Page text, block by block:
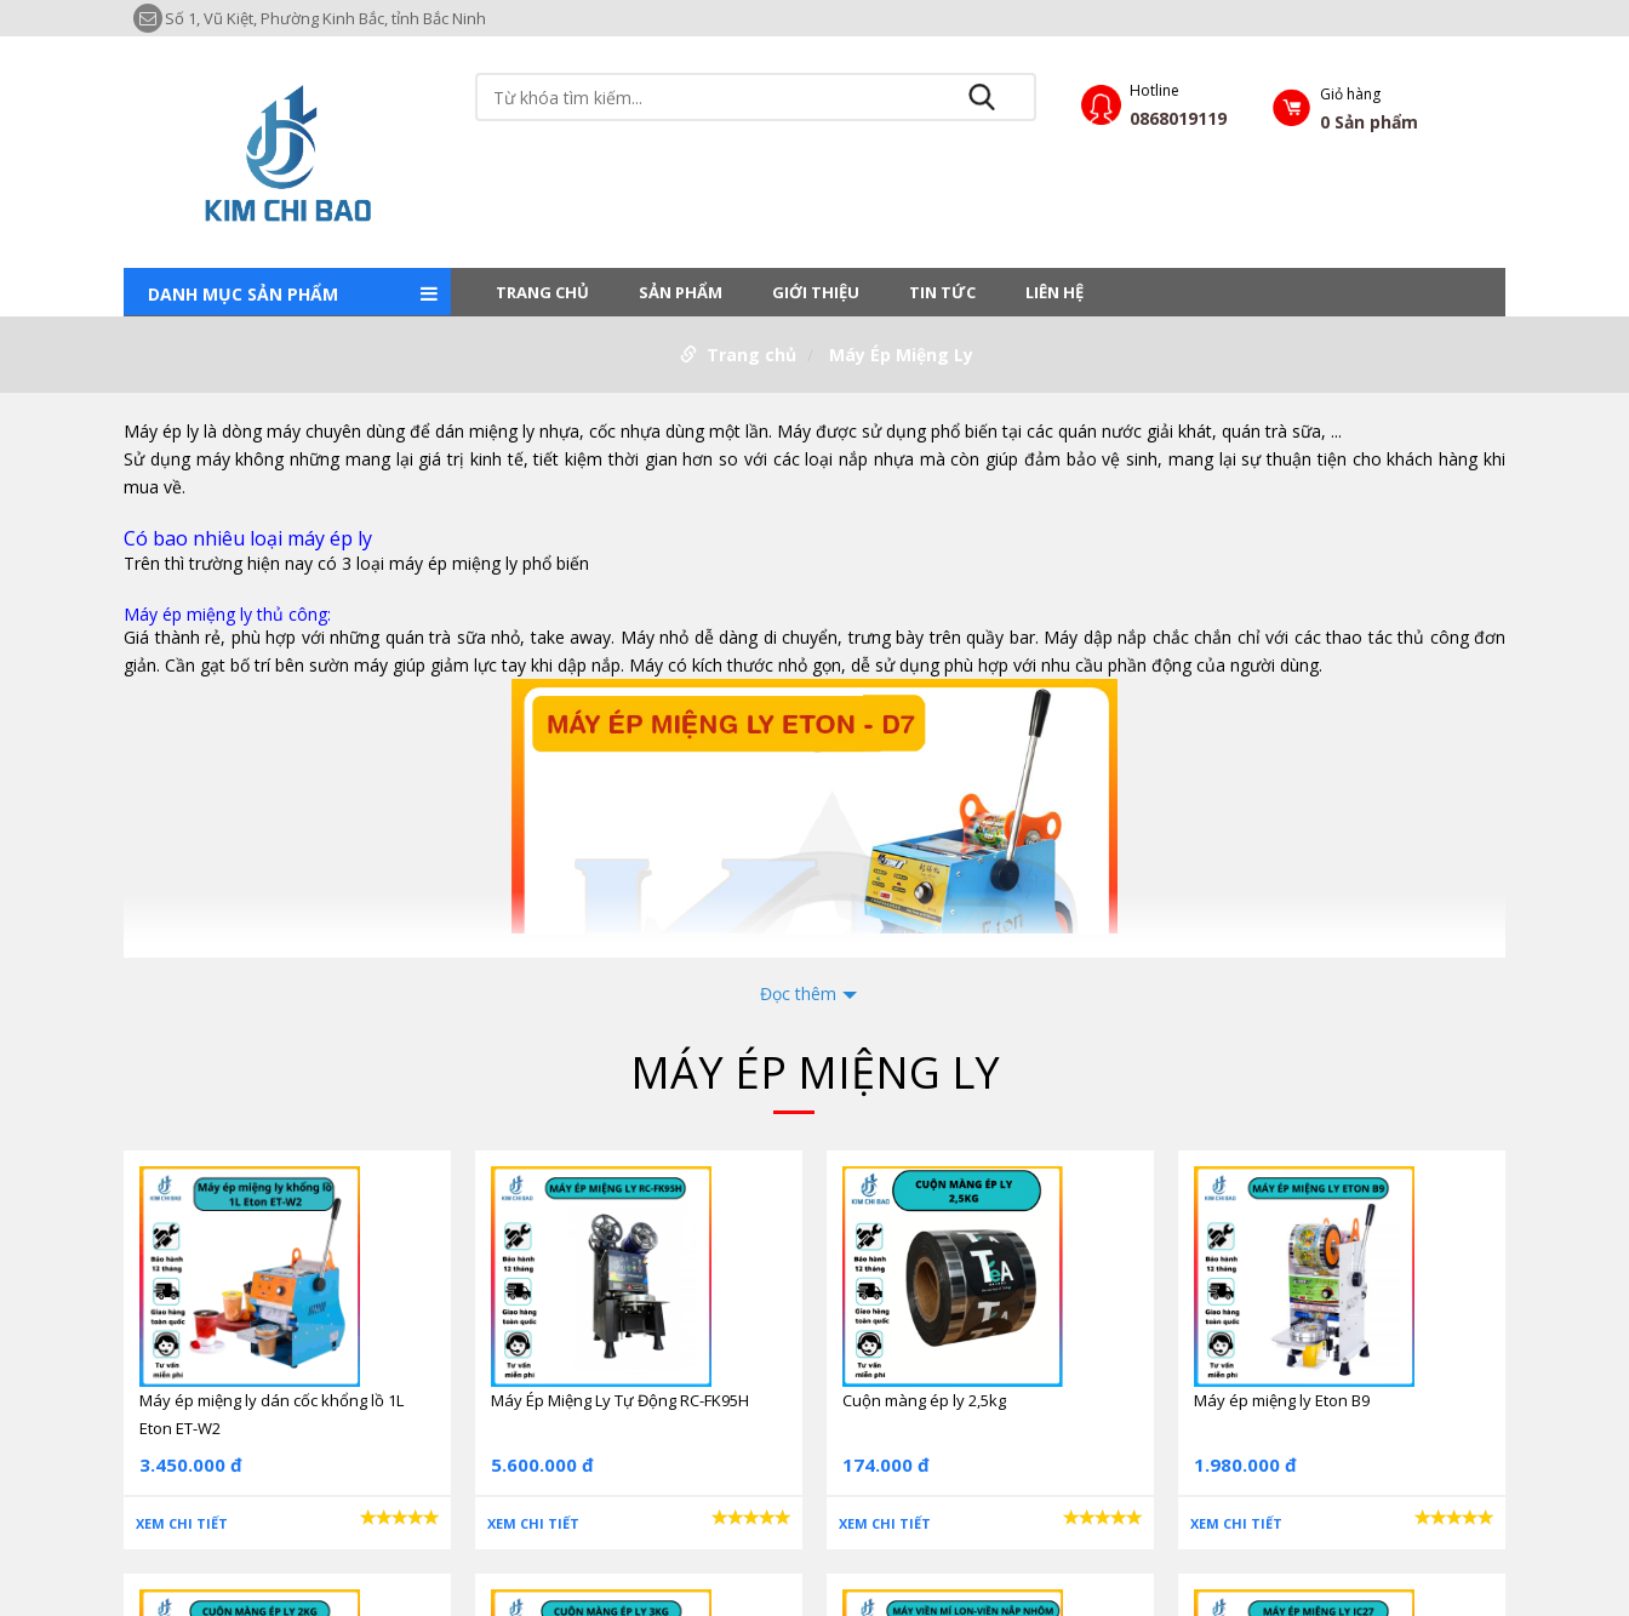
Số 1, Vũ Kiệt, Phường Kinh Bắc, tỉnh Bắc Ninh
Hotline
0868019119
Giỏ hàng
0 Sản phẩm
DANH MỤC SẢN PHẨM TRANG CHỦ SẢN PHẨM GIỚI THIỆU TIN TỨC LIÊN HỆ
Trang chủ Máy Ép Miệng Ly
Máy ép ly là dòng máy chuyên dùng để dán miệng ly nhựa, cốc nhựa dùng một lần. Máy được sử dụng phổ biến tại các quán nước giải khát, quán trà sữa, ...
Sử dụng máy không những mang lại giá trị kinh tế, tiết kiệm thời gian hơn so với các loại nắp nhựa mà còn giúp đảm bảo vệ sinh, mang lại sự thuận tiện cho khách hàng khi
mua về.
Có bao nhiêu loại máy ép ly
Trên thì trường hiện nay có 3 loại máy ép miệng ly phổ biến
Máy ép miệng ly thủ công:
Giá thành rẻ, phù hợp với những quán trà sữa nhỏ, take away. Máy nhỏ dễ dàng di chuyển, trưng bày trên quầy bar. Máy dập nắp chắc chắn chỉ với các thao tác thủ công đơn
giản. Cần gạt bố trí bên sườn máy giúp giảm lực tay khi dập nắp. Máy có kích thước nhỏ gọn, dễ sử dụng phù hợp với nhu cầu phần động của người dùng.
Máy ép miệng ly eton d7
Máy ép miệng ly bán tự động:
Cải tiến hơn so với dòng máy ép ly thủ công, bạn không cần tốn sức dùng tay gạt cần để ép miệng cốc như các dòng máy dập bằng tay. Chỉ cần đặt cốc vào, đẩy giá cốc vào
khuôn. Sau đó để máy tự thực hiện các công đoạn còn lại một cách chính xác và nhanh gọn.
Đọc thêm
MÁY ÉP MIỆNG LY
Máy ép miệng ly dán cốc khổng lồ 1L
Eton ET-W2
3.450.000 đ
XEM CHI TIẾT
Máy Ép Miệng Ly Tự Động RC-FK95H
5.600.000 đ
XEM CHI TIẾT
Cuộn màng ép ly 2,5kg
174.000 đ
XEM CHI TIẾT
Máy ép miệng ly Eton B9
1.980.000 đ
XEM CHI TIẾT